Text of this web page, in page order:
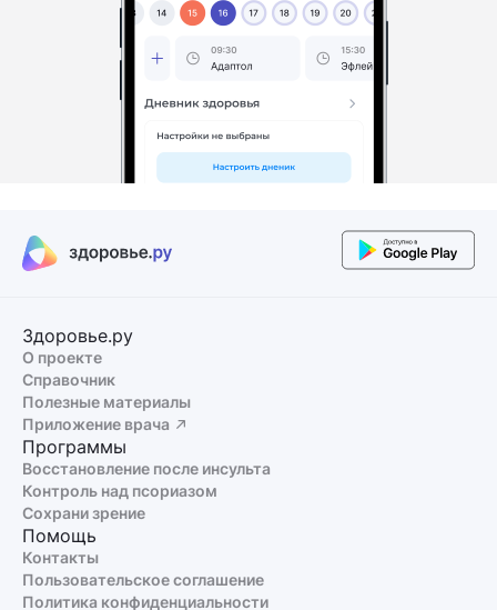
Здоровье.ру
О проекте
Справочник
Полезные материалы
Приложение врача
Программы
Восстановление после инсульта
Контроль над псориазом
Сохрани зрение
Помощь
Контакты
Пользовательское соглашение
Политика конфиденциальности